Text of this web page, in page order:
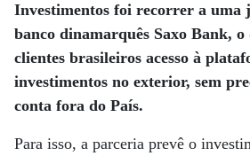
Investimentos foi recorrer a uma
banco dinamarquês Saxo Bank,
clientes brasileiros acesso à
investimentos no exterior, sem
conta fora do País.
Para isso, a parceria prevê o